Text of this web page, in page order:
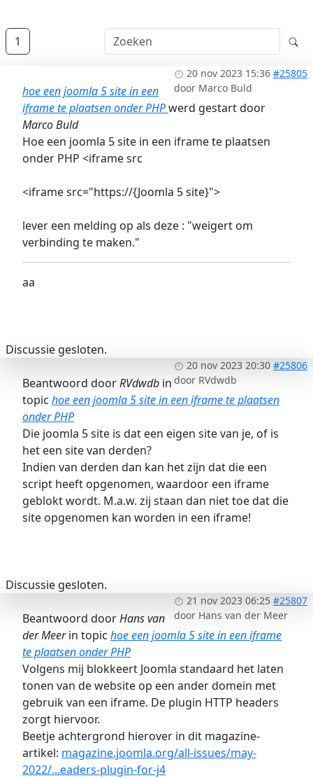
1
20 nov 2023 15:36 #25805
door Marco Buld
hoe een joomla 5 site in een
iframe te plaatsen onder PHPwerd gestart door
Marco Buld
Hoe een joomla 5 site in een iframe te plaatsen
onder PHP <iframe src
<iframe src="https://{Joomla 5 site}">
lever een melding op als deze : "weigert om
verbinding te maken."
aa
Discussie gesloten.
20 nov 2023 20:30 #25806
door RVdwdb
Beantwoord doorRVdwdb in
topic hoe een joomla 5 site in een iframe te plaatsen
onder PHP
Die joomla 5 site is dat een eigen site van je, of is
het een site van derden?
Indien van derden dan kan het zijn dat die een
script heeft opgenomen, waardoor een iframe
geblokt wordt. M.a.w. zij staan dan niet toe dat die
site opgenomen kan worden in een iframe!
Discussie gesloten.
21 nov 2023 06:25 #25807
door Hans van der Meer
Beantwoord doorHans van
der Meerin topic hoe een joomla 5 site in een iframe
te plaatsen onder PHP
Volgens mij blokkeert Joomla standaard het laten
tonen van de website op een ander domein met
gebruik van een iframe. De plugin HTTP headers
zorgt hiervoor.
Beetje achtergrond hierover in dit magazine-
artikel: magazine.joomla.org/all-issues/may-
2022/...eaders-plugin-for-j4